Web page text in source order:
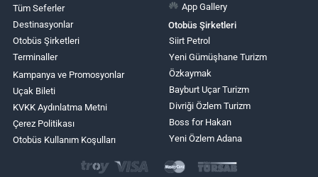
Tüm Seferler
Destinasyonlar
Otobüs Şirketleri
Terminaller
Kampanya ve Promosyonlar
Uçak Bileti
KVKK Aydınlatma Metni
Çerez Politikası
Otobüs Kullanım Koşulları
App Gallery
Otobüs Şirketleri
Siirt Petrol
Yeni Gümüşhane Turizm
Özkaymak
Bayburt Uçar Turizm
Divriği Özlem Turizm
Boss for Hakan
Yeni Özlem Adana